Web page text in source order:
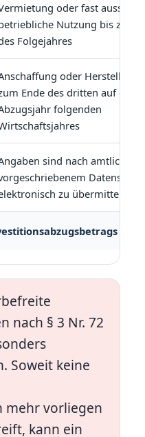
oder fast
Nutzung bis zum
Folgejahres
oder Herstellung
Ende des dritten auf das
folgenden
sind nach amtlich
Datensatz
zu übermitteln
nach § 3 Nr. 72
Soweit keine
mehr vorliegen
kann ein